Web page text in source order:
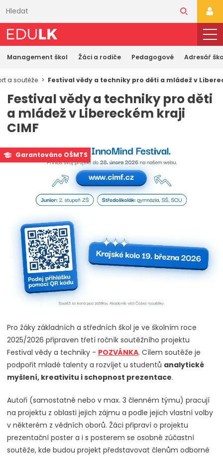
obsahu
Management škol Žáci a rodiče Pedagogové Adresář
a soutěže Festival vědy a techniky pro děti a mládež v
Festival vědy a techniky pro děti
a mládež v Libereckém kraji
CIMF
Garantováno OŠMTS
Pro žáky základních a středních škol je ve školním roce
2025/2026 připraven třetí ročník soutěžního projektu
Festival vědy a techniky - POZVÁNKA. Cílem soutěže je
podpořit mladé talenty a rozvíjet u studentů analytické
myšlení, kreativitu i schopnost prezentace.
Autoři (samostatně nebo v max. 3 členném týmu) pracují
na projektu z oblasti jejich zájmu a podle jejich vlastní volby
v některém z vědních oborů. Žáci připraví o projektu
prezentační poster a i s posterem se osobně zúčastní
soutěže, kde budou projekt představovat členům odborné